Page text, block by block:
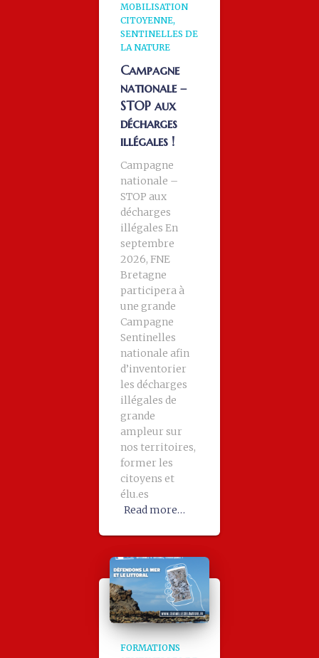
MOBILISATION
CITOYENNE
SENTINELLES DE
LA NATURE
Campagne
nationale –
STOP aux
décharges
illégales !
Campagne
nationale –
STOP aux
décharges
illégales En
septembre
2026, FNE
Bretagne
participera à
une grande
Campagne
Sentinelles
nationale afin
d’inventorier
les décharges
illégales de
grande
ampleur sur
nos territoires,
former les
citoyens et
élu.es
Read more…
FORMATIONS